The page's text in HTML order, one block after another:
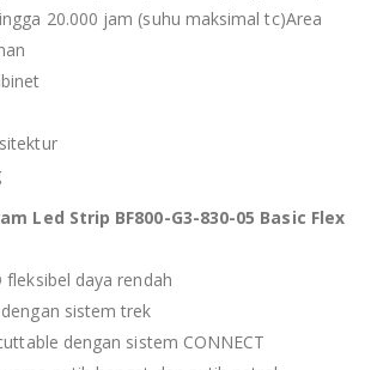
20.000 jam (suhu maksimal tc)Area
Led Strip BF800-G3-830-05 Basic Flex
daya rendah
sistem trek
dengan sistem CONNECT